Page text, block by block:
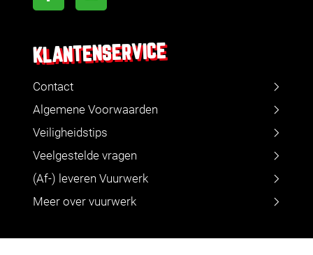
KLANTENSERVICE
Contact
Algemene Voorwaarden
Veiligheidstips
Veelgestelde vragen
(Af-) leveren Vuurwerk
Meer over vuurwerk